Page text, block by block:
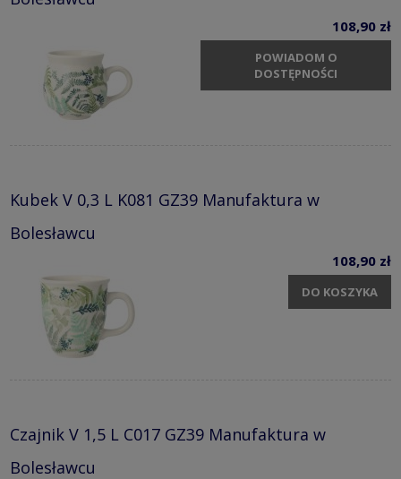
108,90 zł
POWIADOM O
DOSTĘPNOŚCI
Kubek V 0,3 L K081 GZ39 Manufaktura w
Bolesławcu
108,90 zł
DO KOSZYKA
Czajnik V 1,5 L C017 GZ39 Manufaktura w
Bolesławcu